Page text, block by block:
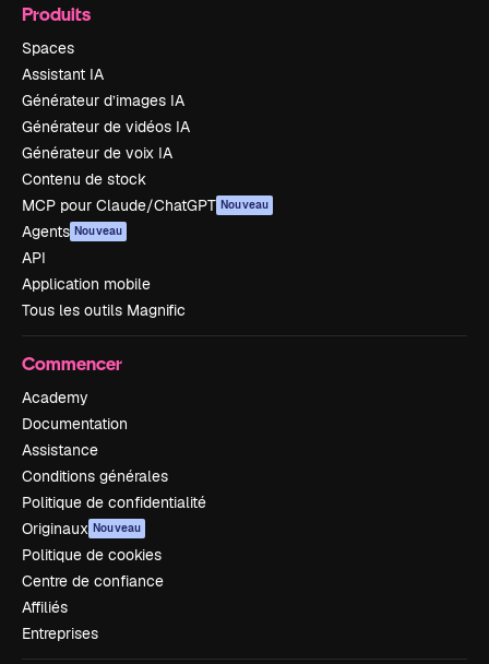
Produits
Spaces
Assistant IA
Générateur d’images IA
Générateur de vidéos IA
Générateur de voix IA
Contenu de stock
MCP pour Claude/ChatGPT Nouveau
Agents Nouveau
API
Application mobile
Tous les outils Magnific
Commencer
Academy
Documentation
Assistance
Conditions générales
Politique de confidentialité
Originaux Nouveau
Politique de cookies
Centre de confiance
Affiliés
Entreprises